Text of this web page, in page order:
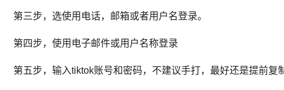
第三步，选使用电话，邮箱或者用户名登录。
第四步，使用电子邮件或用户名称登录
第五步，输入tiktok账号和密码，不建议手打，最好还是提前复